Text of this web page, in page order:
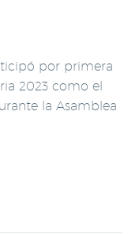
por primera
2023 como el
la Asamblea